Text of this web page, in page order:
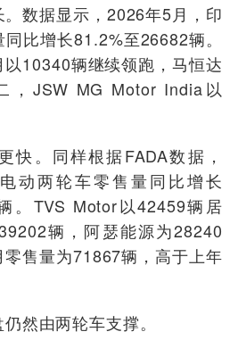
数据显示，2026年5月，印
比增长81.2%至26682辆。
10340辆继续领跑，马恒达
，JSW MG Motor India以
快。同样根据FADA数据，
动两轮车零售量同比增长
。TVS Motor以42459辆居
辆，阿瑟能源为28240
售量为71867辆，高于上年
然由两轮车支撑。